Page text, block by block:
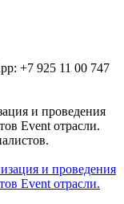
+7 925 11 00 747
и проведения
Event отрасли.